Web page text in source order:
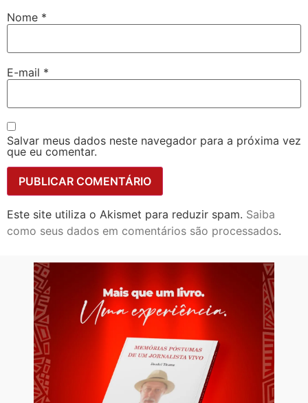
Nome *
E-mail *
Salvar meus dados neste navegador para a próxima vez
que eu comentar.
Este site utiliza o Akismet para reduzir spam. Saiba
como seus dados em comentários são processados.